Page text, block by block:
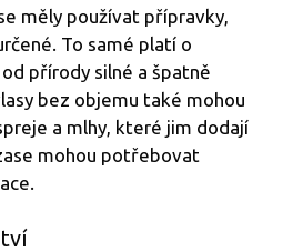
měly používat přípravky,
To samé platí o
přírody silné a špatně
bez objemu také mohou
a mlhy, které jim dodají
mohou potřebovat